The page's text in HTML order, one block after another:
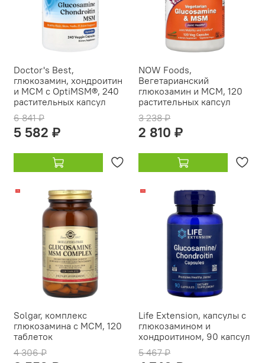
Doctor's Best,
глюкозамин, хондроитин
и МСМ с OptiMSM®, 240
растительных капсул
6 841 ₽
5 582 ₽
NOW Foods,
Вегетарианский
глюкозамин и МСМ, 120
растительных капсул
3 238 ₽
2 810 ₽
-17%
Solgar, комплекс
глюкозамина с МСМ, 120
таблеток
4 306 ₽
-13%
Life Extension, капсулы с
глюкозамином и
хондроитином, 90 капсул
5 467 ₽